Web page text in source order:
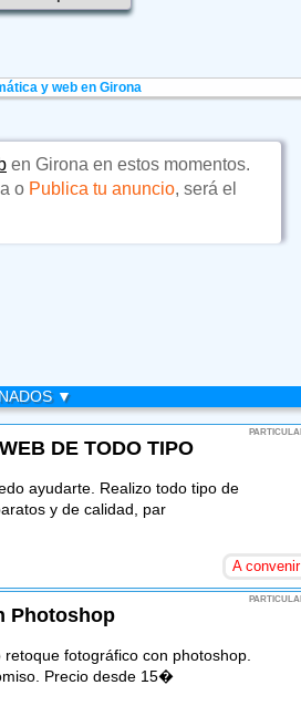
y web en Girona
en Girona en estos momentos.
o Publica tu anuncio, será el
▼
DE TODO TIPO
ayudarte. Realizo todo tipo de
y de calidad, par
A convenir
Photoshop
fotográfico con photoshop.
Precio desde 15�